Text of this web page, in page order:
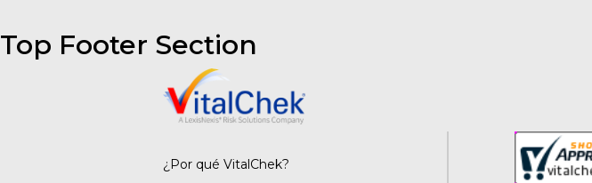
Top Footer Section
¿Por qué VitalChek?